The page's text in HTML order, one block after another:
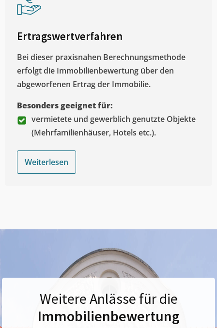
Ertragswertverfahren
Bei dieser praxisnahen Berechnungsmethode
erfolgt die Immobilienbewertung über den
abgeworfenen Ertrag der Immobilie.
Besonders geeignet für:
vermietete und gewerblich genutzte Objekte
(Mehrfamilienhäuser, Hotels etc.).
Weiterlesen
Weitere Anlässe für die
Immobilienbewertung